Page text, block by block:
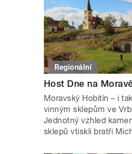
Regionální
Host Dne na
Moravský Hobitín – i
vinným sklepům ve
Jednotný vzhled
sklepů vtiskli bratři